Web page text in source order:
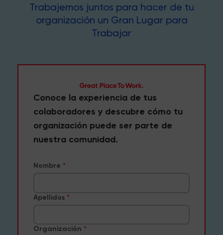
Trabajemos juntos para hacer de tu
organización un Gran Lugar para
Trabajar
Conoce la experiencia de tus
colaboradores y descubre cómo tu
organización puede ser parte de
nuestra comunidad.
Nombre
Apellidos
Organización